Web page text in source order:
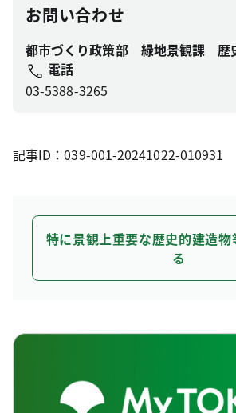
お問い合わせ
都市づくり政策部 緑地景観課 歴
電話
03-5388-3265
記事ID：039-001-20241022-010931
特に景観上重要な歴史的建造
る